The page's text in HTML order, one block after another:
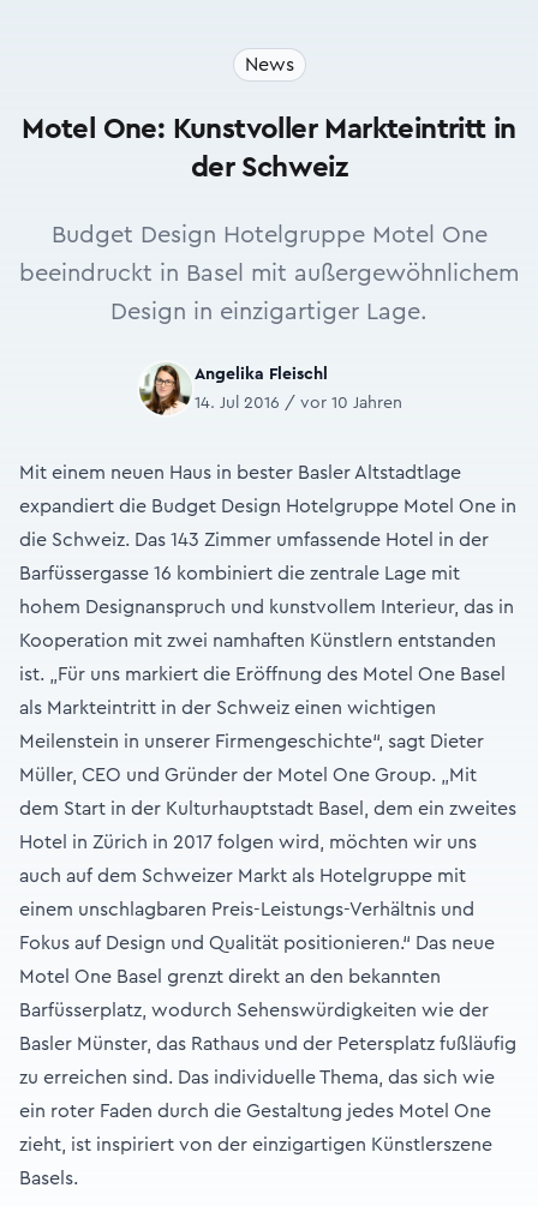
News
Motel One: Kunstvoller Markteintritt in
der Schweiz
Budget Design Hotelgruppe Motel One
beeindruckt in Basel mit außergewöhnlichem
Design in einzigartiger Lage.
Angelika Fleischl
14. Jul 2016 / vor 10 Jahren
Mit einem neuen Haus in bester Basler Altstadtlage
expandiert die Budget Design Hotelgruppe Motel One in
die Schweiz. Das 143 Zimmer umfassende Hotel in der
Barfüssergasse 16 kombiniert die zentrale Lage mit
hohem Designanspruch und kunstvollem Interieur, das in
Kooperation mit zwei namhaften Künstlern entstanden
ist. „Für uns markiert die Eröffnung des Motel One Basel
als Markteintritt in der Schweiz einen wichtigen
Meilenstein in unserer Firmengeschichte“, sagt Dieter
Müller, CEO und Gründer der Motel One Group. „Mit
dem Start in der Kulturhauptstadt Basel, dem ein zweites
Hotel in Zürich in 2017 folgen wird, möchten wir uns
auch auf dem Schweizer Markt als Hotelgruppe mit
einem unschlagbaren Preis-Leistungs-Verhältnis und
Fokus auf Design und Qualität positionieren.“ Das neue
Motel One Basel grenzt direkt an den bekannten
Barfüsserplatz, wodurch Sehenswürdigkeiten wie der
Basler Münster, das Rathaus und der Petersplatz fußläufig
zu erreichen sind. Das individuelle Thema, das sich wie
ein roter Faden durch die Gestaltung jedes Motel One
zieht, ist inspiriert von der einzigartigen Künstlerszene
Basels.